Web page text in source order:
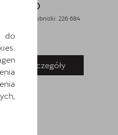
obniżki: 226 684
Pokaż szczegóły
do